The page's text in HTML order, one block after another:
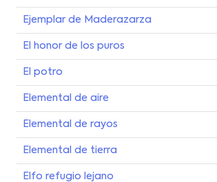
Ejemplar de Maderazarza
El honor de los puros
El potro
Elemental de aire
Elemental de rayos
Elemental de tierra
Elfo refugio lejano